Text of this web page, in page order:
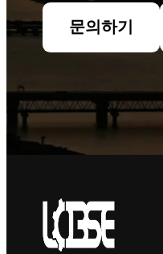
문의하기